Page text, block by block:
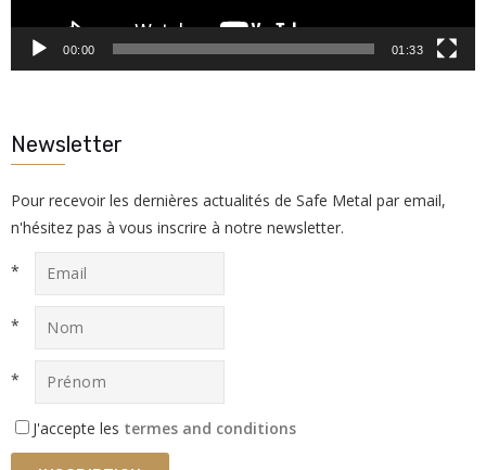
00:00 01:33
Newsletter
Pour recevoir les dernières actualités de Safe Metal par email,
n'hésitez pas à vous inscrire à notre newsletter.
*
*
*
J'accepte les termes and conditions